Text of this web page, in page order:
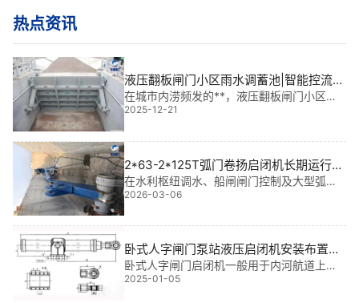
热点资讯
液压翻板闸门小区雨水调蓄池|智能控流的
“城市海绵”守护者
在城市内涝频发的**，液压翻板闸门小区雨
水调蓄池已成为新型城镇化建设中不可或缺
排放，更以自动化控制提升排水效率。我参
与过多个大型项目，深知这套系统的核心价
2025-12-21
2*63-2*125T弧门卷扬启闭机长期运行稳
定性维护策略
在水利枢纽调水、船闸闸门控制及大型弧形
闸门启闭作业中，263-2125T弧门卷扬启闭
机凭借其大吨位、高可靠性，成为关键动力
装置。然而，长期频繁启闭带来的结构疲
劳、传动磨损与密封失效，常导致运行中断
甚至
2026-03-06
卧式人字闸门泵站液压启闭机安装布置尺
寸参数及安装结构图
卧式人字闸门启闭机一般用于内河航道上的
船闸、市政水利工程的一字闸门上，具有启
2025-01-05